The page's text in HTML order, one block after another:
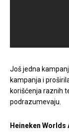
Još jedna
kampanja i
korišćenja raznih
podrazumevaju.
Heineken Worlds